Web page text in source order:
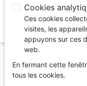
Vous ne pouvez
depuis votre pays
Cookies
Ces cookies
visites, les
appuyons sur ces
web.
En fermant cette
tous les cookies.